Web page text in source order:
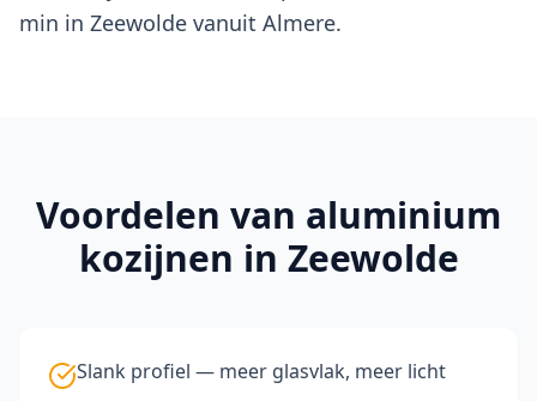
min in Zeewolde vanuit Almere.
Voordelen van aluminium
kozijnen in Zeewolde
Slank profiel — meer glasvlak, meer licht